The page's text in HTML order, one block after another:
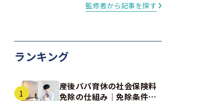
監修者から記事を探す
ランキング
産後パパ育休の社会保険料
免除の仕組み｜免除条件と